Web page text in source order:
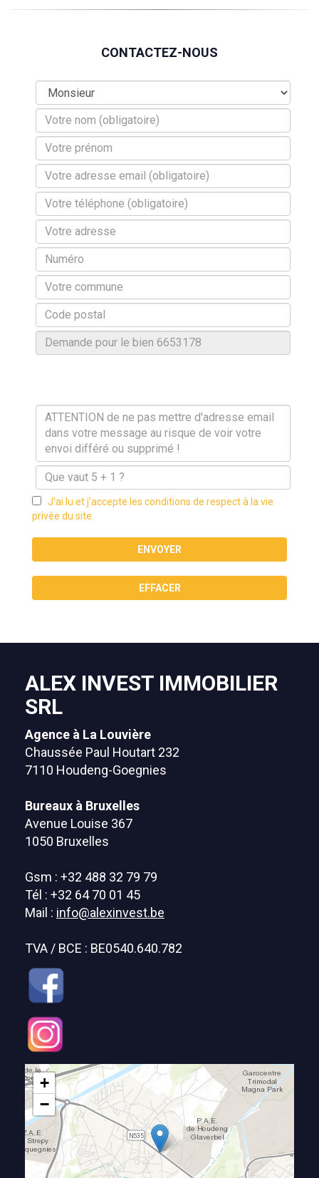
CONTACTEZ-NOUS
J'ai lu et j'accepte les conditions de respect à la vie
privée du site.
ENVOYER
EFFACER
ALEX INVEST IMMOBILIER
SRL
Agence à La Louvière
Chaussée Paul Houtart 232
7110 Houdeng-Goegnies
Bureaux à Bruxelles
Avenue Louise 367
1050 Bruxelles
Gsm : +32 488 32 79 79
Tél : +32 64 70 01 45
Mail : info@alexinvest.be
TVA / BCE : BE0540.640.782
+
−